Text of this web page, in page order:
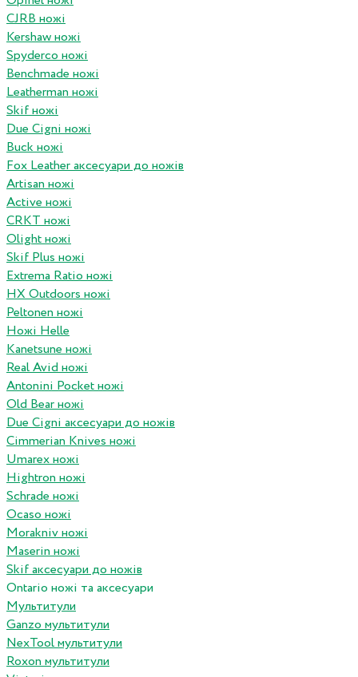
CJRB ножі
Kershaw ножі
Spyderco ножі
Benchmade ножі
Leatherman ножі
Skif ножі
Due Cigni ножі
Buck ножі
Fox Leather аксесуари до ножів
Artisan ножі
Active ножі
CRKT ножі
Olight ножі
Skif Plus ножі
Extrema Ratio ножі
HX Outdoors ножі
Peltonen ножі
Ножі Helle
Kanetsune ножі
Real Avid ножі
Antonini Pocket ножі
Old Bear ножі
Due Cigni аксесуари до ножів
Cimmerian Knives ножі
Umarex ножі
Hightron ножі
Schrade ножі
Ocaso ножі
Morakniv ножі
Maserin ножі
Skif аксесуари до ножів
Ontario ножі та аксесуари
Мультитули
Ganzo мультитули
NexTool мультитули
Roxon мультитули